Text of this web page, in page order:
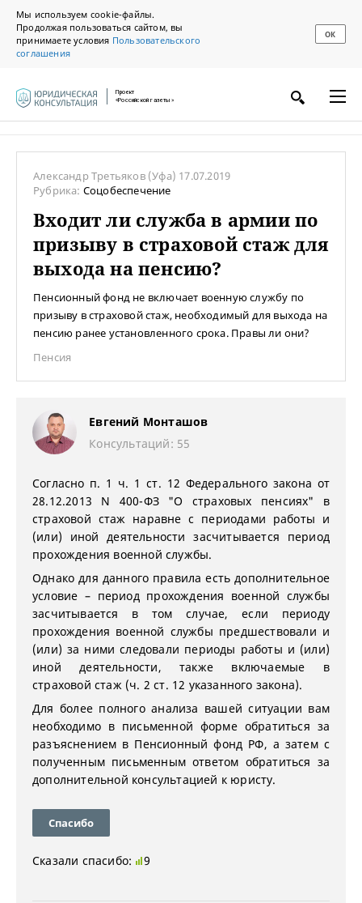
Мы используем cookie-файлы.
Продолжая пользоваться сайтом, вы
принимаете условия Пользовательского
соглашения
ОК
Проект
«Российской газеты»
Александр Третьяков(Уфа) 17.07.2019
Рубрика: Соцобеспечение
Входит ли служба в армии по
призыву в страховой стаж для
выхода на пенсию?
Пенсионный фонд не включает военную службу по
призыву в страховой стаж, необходимый для выхода на
пенсию ранее установленного срока. Правы ли они?
Пенсия
Евгений Монташов
Консультаций: 55
Согласно п. 1 ч. 1 ст. 12 Федерального закона от
28.12.2013 N 400-ФЗ "О страховых пенсиях" в
страховой стаж наравне с периодами работы и
(или) иной деятельности засчитывается период
прохождения военной службы.
Однако для данного правила есть дополнительное
условие – период прохождения военной службы
засчитывается в том случае, если периоду
прохождения военной службы предшествовали и
(или) за ними следовали периоды работы и (или)
иной деятельности, также включаемые в
страховой стаж (ч. 2 ст. 12 указанного закона).
Для более полного анализа вашей ситуации вам
необходимо в письменной форме обратиться за
разъяснением в Пенсионный фонд РФ, а затем с
полученным письменным ответом обратиться за
дополнительной консультацией к юристу.
Спасибо
Сказали спасибо: 9